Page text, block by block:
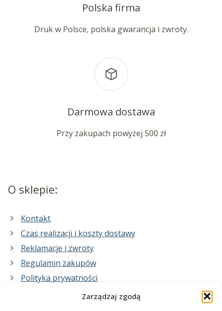
Zarządzaj zgodą
Polska firma
Druk w Polsce, polska gwarancja i zwroty.
Darmowa dostawa
Przy zakupach powyżej 500 zł
O sklepie:
Kontakt
Czas realizacji i koszty dostawy
Reklamacje i zwroty
Regulamin zakupów
Polityka prywatności